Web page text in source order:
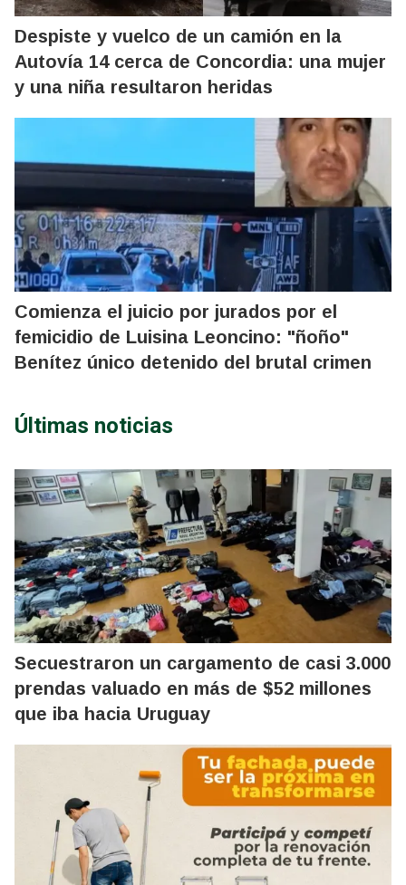
Despiste y vuelco de un camión en la
Autovía 14 cerca de Concordia: una mujer
y una niña resultaron heridas
Comienza el juicio por jurados por el
femicidio de Luisina Leoncino: "ñoño"
Benítez único detenido del brutal crimen
Últimas noticias
Secuestraron un cargamento de casi 3.000
prendas valuado en más de $52 millones
que iba hacia Uruguay